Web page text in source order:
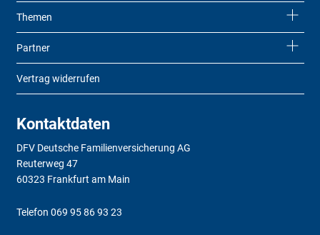
Themen
Partner
Vertrag widerrufen
Kontaktdaten
DFV Deutsche Familienversicherung AG
Reuterweg 47
60323 Frankfurt am Main
Telefon 069 95 86 93 23